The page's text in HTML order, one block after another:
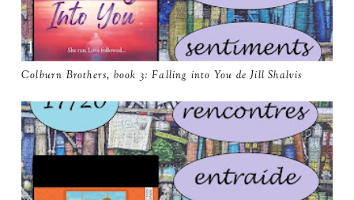
Colburn Brothers, book 3: Falling into You de Jill Shalvis